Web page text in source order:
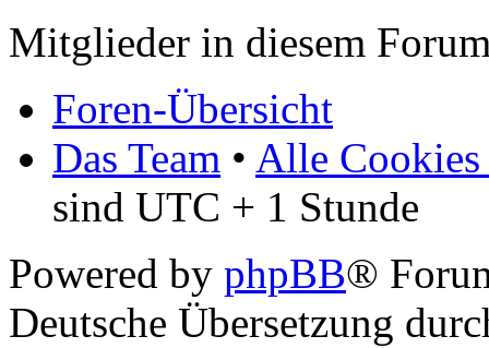
Mitglieder in diesem
Foren-Übersicht
Das Team • Alle Cookies
sind UTC + 1 Stunde
Powered by phpBB®
Deutsche Übersetzung